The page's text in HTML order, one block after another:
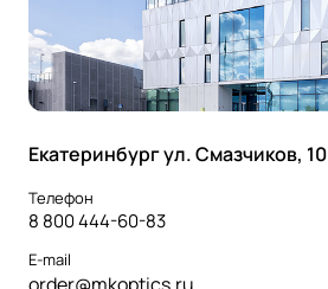
Екатеринбург ул. Смазчиков, 10
Телефон
8 800 444-60-83
E-mail